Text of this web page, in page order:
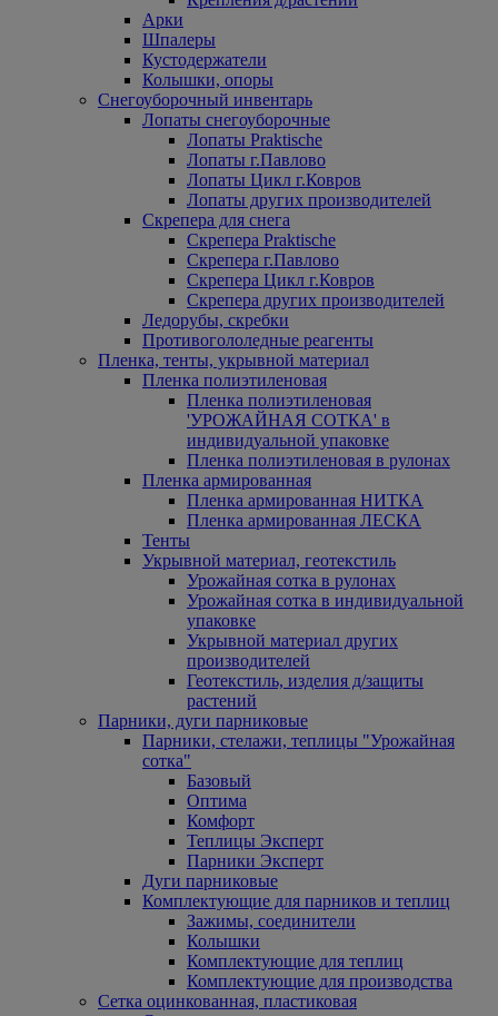
Арки
Шпалеры
Кустодержатели
Колышки, опоры
Снегоуборочный инвентарь
Лопаты снегоуборочные
Лопаты Praktische
Лопаты г.Павлово
Лопаты Цикл г.Ковров
Лопаты других производителей
Скрепера для снега
Скрепера Praktische
Скрепера г.Павлово
Скрепера Цикл г.Ковров
Скрепера других производителей
Ледорубы, скребки
Противогололедные реагенты
Пленка, тенты, укрывной материал
Пленка полиэтиленовая
Пленка полиэтиленовая
'УРОЖАЙНАЯ СОТКА' в
индивидуальной упаковке
Пленка полиэтиленовая в рулонах
Пленка армированная
Пленка армированная НИТКА
Пленка армированная ЛЕСКА
Тенты
Укрывной материал, геотекстиль
Урожайная сотка в рулонах
Урожайная сотка в индивидуальной
упаковке
Укрывной материал других
производителей
Геотекстиль, изделия д/защиты
растений
Парники, дуги парниковые
Парники, стелажи, теплицы "Урожайная
сотка"
Базовый
Оптима
Комфорт
Теплицы Эксперт
Парники Эксперт
Дуги парниковые
Комплектующие для парников и теплиц
Зажимы, соединители
Колышки
Комплектующие для теплиц
Комплектующие для производства
Сетка оцинкованная, пластиковая